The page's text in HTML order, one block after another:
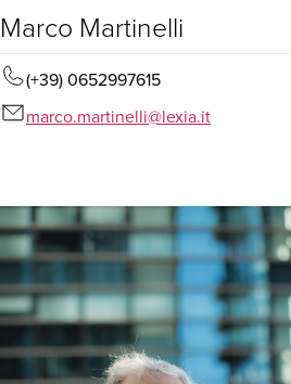
Marco Martinelli
(+39) 0652997615
marco.martinelli@lexia.it